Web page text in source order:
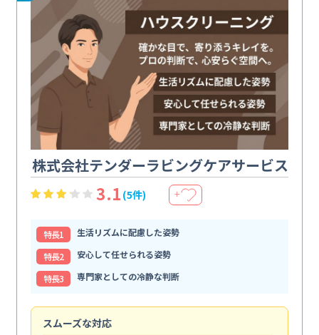
株式会社テンダーラビングケアサービス
3.1 (5件) ＋
特⻑1
生活リズムに配慮した姿勢
特⻑2
安心して任せられる姿勢
特⻑3
専門家としての冷静な判断
スムーズな対応